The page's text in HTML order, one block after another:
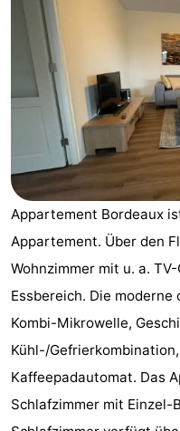
Webcam
Webcam
Strand
Übernachten
Appartements
-
Park
Loverendale
-
Résidence
Wijngaerde
Campingplätze
Ferienhäuser
-
Buitenhof
-
Appartement Bordeaux
Appartement. Über den
Wohnzimmer mit u. a.
Essbereich. Die
Kombi-Mikrowelle,
Kühl-/
Kaffeepadautomat. Das
Schlafzimmer mit Einzel-